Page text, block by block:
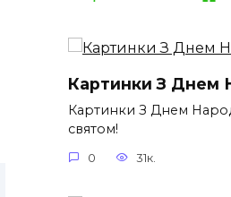
Картинки З Днем
Картинки З Днем
святом!
0 31к.